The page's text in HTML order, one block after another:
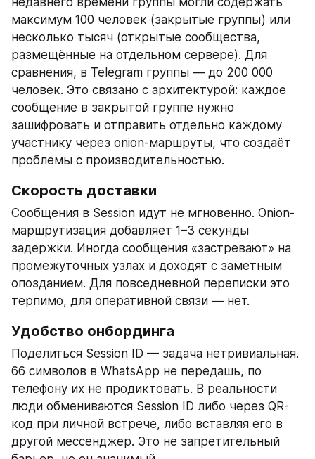
максимум 100 человек (закрытые группы) или
несколько тысяч (открытые сообщества,
размещённые на отдельном сервере). Для
сравнения, в Telegram группы — до 200 000
человек. Это связано с архитектурой: каждое
сообщение в закрытой группе нужно
зашифровать и отправить отдельно каждому
участнику через onion-маршруты, что создаёт
проблемы с производительностью.
Скорость доставки
Сообщения в Session идут не мгновенно. Onion-
маршрутизация добавляет 1–3 секунды
задержки. Иногда сообщения «застревают» на
промежуточных узлах и доходят с заметным
опозданием. Для повседневной переписки это
терпимо, для оперативной связи — нет.
Удобство онбординга
Поделиться Session ID — задача нетривиальная.
66 символов в WhatsApp не передашь, по
телефону их не продиктовать. В реальности
люди обмениваются Session ID либо через QR-
код при личной встрече, либо вставляя его в
другой мессенджер. Это не запретительный